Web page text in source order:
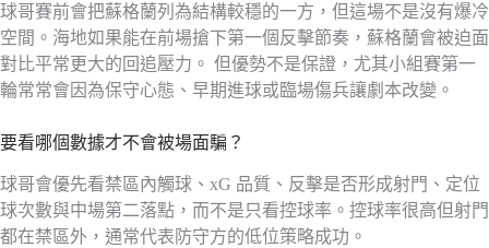
球哥賽前會把蘇格蘭列為結構較穩的一方，但這場不是沒有爆冷
空間。海地如果能在前場搶下第一個反擊節奏，蘇格蘭會被迫面
對比平常更大的回追壓力。 但優勢不是保證，尤其小組賽第一
輪常常會因為保守心態、早期進球或臨場傷兵讓劇本改變。
要看哪個數據才不會被場面騙？
球哥會優先看禁區內觸球、xG 品質、反擊是否形成射門、定位
球次數與中場第二落點，而不是只看控球率。控球率很高但射門
都在禁區外，通常代表防守方的低位策略成功。